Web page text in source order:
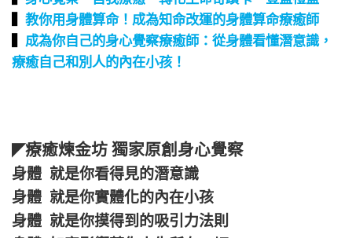
▍ 教你用身體算命！成為知命改運的身體算命療癒師
▍ 成為你自己的身心覺察療癒師：從身體看懂潛意識，
療癒自己和別人的內在小孩！
◤療癒煉金坊 獨家原創身心覺察
身體 就是你看得見的潛意識
身體 就是你實體化的內在小孩
身體 就是你摸得到的吸引力法則